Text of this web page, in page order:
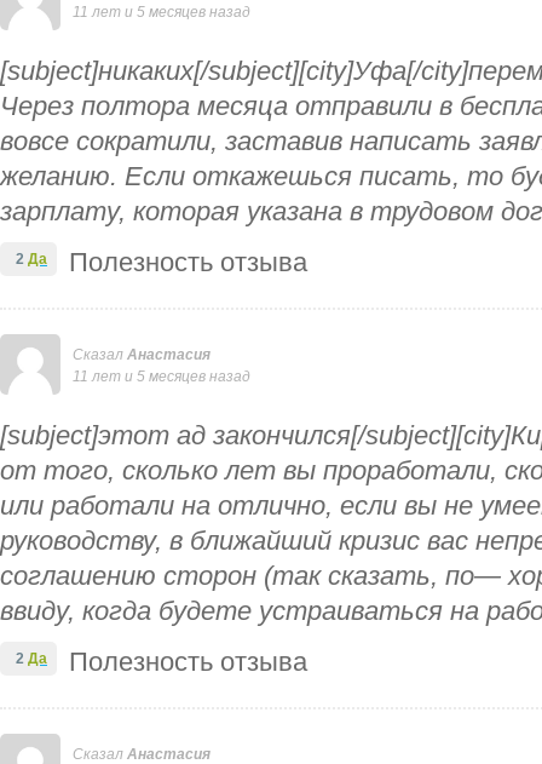
11 лет и 5 месяцев назад
[subject]никаких[/subject][city]Уфа[/
Через полтора месяца отправили в
вовсе сократили, заставив написать
желанию. Если откажешься писать, то
зарплату, которая указана в трудовом
Полезность отзыва
2 Да
Сказал Анастасия
11 лет и 5 месяцев назад
[subject]этот ад закончился[/
от того, сколько лет вы проработали,
или работали на отлично, если вы не
руководству, в ближайший кризис вас
соглашению сторон (так сказать, по—
ввиду, когда будете устраиваться на
Полезность отзыва
2 Да
Сказал Анастасия